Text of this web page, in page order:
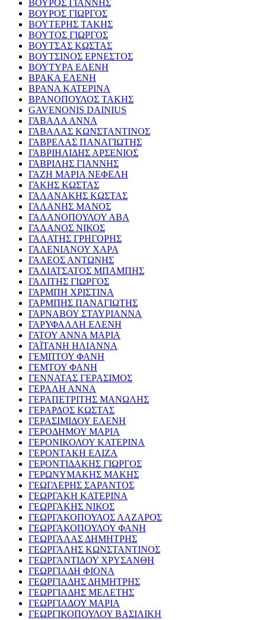
ΒΟΥΡΟΣ ΓΙΑΝΝΗΣ
ΒΟΥΡΟΣ ΓΙΩΡΓΟΣ
ΒΟΥΤΕΡΗΣ ΤΑΚΗΣ
ΒΟΥΤΟΣ ΓΙΩΡΓΟΣ
ΒΟΥΤΣΑΣ ΚΩΣΤΑΣ
ΒΟΥΤΣΙΝΟΣ ΕΡΝΕΣΤΟΣ
ΒΟΥΤΥΡΑ ΕΛΕΝΗ
ΒΡΑΚΑ ΕΛΕΝΗ
ΒΡΑΝΑ ΚΑΤΕΡΙΝΑ
ΒΡΑΝΟΠΟΥΛΟΣ ΤΑΚΗΣ
GAVENONIS DAINIUS
ΓΑΒΑΛΑ ΑΝΝΑ
ΓΑΒΑΛΑΣ ΚΩΝΣΤΑΝΤΙΝΟΣ
ΓΑΒΡΕΛΑΣ ΠΑΝΑΓΙΩΤΗΣ
ΓΑΒΡΙΗΛΙΔΗΣ ΑΡΣΕΝΙΟΣ
ΓΑΒΡΙΛΗΣ ΓΙΑΝΝΗΣ
ΓΑΖΗ ΜΑΡΙΑ ΝΕΦΕΛΗ
ΓΑΚΗΣ ΚΩΣΤΑΣ
ΓΑΛΑΝΑΚΗΣ ΚΩΣΤΑΣ
ΓΑΛΑΝΗΣ ΜΑΝΟΣ
ΓΑΛΑΝΟΠΟΥΛΟΥ ΑΒΑ
ΓΑΛΑΝΟΣ ΝΙΚΟΣ
ΓΑΛΑΤΗΣ ΓΡΗΓΟΡΗΣ
ΓΑΛΕΝΙΑΝΟΥ ΧΑΡΑ
ΓΑΛΕΟΣ ΑΝΤΩΝΗΣ
ΓΑΛΙΑΤΣΑΤΟΣ ΜΠΑΜΠΗΣ
ΓΑΛΙΤΗΣ ΓΙΩΡΓΟΣ
ΓΑΡΜΠΗ ΧΡΙΣΤΙΝΑ
ΓΑΡΜΠΗΣ ΠΑΝΑΓΙΩΤΗΣ
ΓΑΡΝΑΒΟΥ ΣΤΑΥΡΙΑΝΝΑ
ΓΑΡΥΦΑΛΛΗ ΕΛΕΝΗ
ΓΑΤΟΥ ΑΝΝΑ ΜΑΡΙΑ
ΓΑΪΤΑΝΗ ΗΛΙΑΝΝΑ
ΓΕΜΠΤΟΥ ΦΑΝΗ
ΓΕΜΤΟΥ ΦΑΝΗ
ΓΕΝΝΑΤΑΣ ΓΕΡΑΣΙΜΟΣ
ΓΕΡΑΛΗ ΑΝΝΑ
ΓΕΡΑΠΕΤΡΙΤΗΣ ΜΑΝΩΛΗΣ
ΓΕΡΑΡΔΟΣ ΚΩΣΤΑΣ
ΓΕΡΑΣΙΜΙΔΟΥ ΕΛΕΝΗ
ΓΕΡΟΔΗΜΟΥ ΜΑΡΙΑ
ΓΕΡΟΝΙΚΟΛΟΥ ΚΑΤΕΡΙΝΑ
ΓΕΡΟΝΤΑΚΗ ΕΛΙΖΑ
ΓΕΡΟΝΤΙΔΑΚΗΣ ΓΙΩΡΓΟΣ
ΓΕΡΩΝΥΜΑΚΗΣ ΜΑΚΗΣ
ΓΕΩΓΛΕΡΗΣ ΣΑΡΑΝΤΟΣ
ΓΕΩΡΓΑΚΗ ΚΑΤΕΡΙΝΑ
ΓΕΩΡΓΑΚΗΣ ΝΙΚΟΣ
ΓΕΩΡΓΑΚΟΠΟΥΛΟΣ ΛΑΖΑΡΟΣ
ΓΕΩΡΓΑΚΟΠΟΥΛΟΥ ΦΑΝΗ
ΓΕΩΡΓΑΛΑΣ ΔΗΜΗΤΡΗΣ
ΓΕΩΡΓΑΛΗΣ ΚΩΝΣΤΑΝΤΙΝΟΣ
ΓΕΩΡΓΑΝΤΙΔΟΥ ΧΡΥΣΑΝΘΗ
ΓΕΩΡΓΙΑΔΗ ΦΙΟΝΑ
ΓΕΩΡΓΙΑΔΗΣ ΔΗΜΗΤΡΗΣ
ΓΕΩΡΓΙΑΔΗΣ ΜΕΛΕΤΗΣ
ΓΕΩΡΓΙΑΔΟΥ ΜΑΡΙΑ
ΓΕΩΡΓΙΚΟΠΟΥΛΟΥ ΒΑΣΙΛΙΚΗ